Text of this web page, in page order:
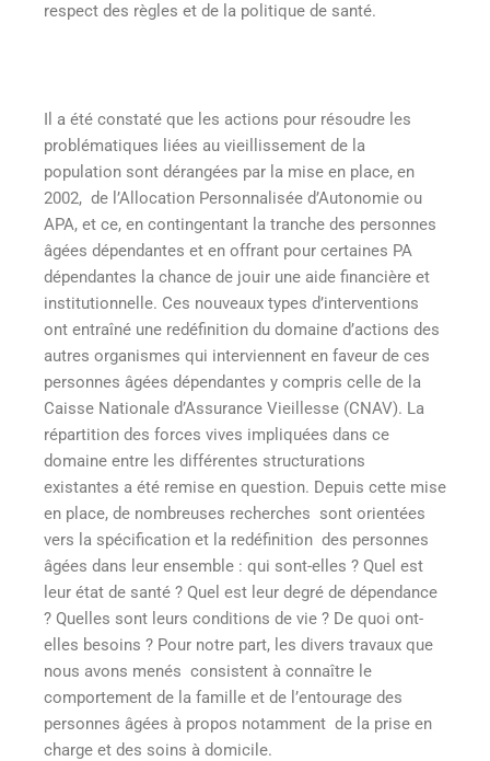
respect des règles et de la politique de santé.
Il a été constaté que les actions pour résoudre les
problématiques liées au vieillissement de la
population sont dérangées par la mise en place, en
2002, de l’Allocation Personnalisée d’Autonomie ou
APA, et ce, en contingentant la tranche des personnes
âgées dépendantes et en offrant pour certaines PA
dépendantes la chance de jouir une aide financière et
institutionnelle. Ces nouveaux types d’interventions
ont entraîné une redéfinition du domaine d’actions des
autres organismes qui interviennent en faveur de ces
personnes âgées dépendantes y compris celle de la
Caisse Nationale d’Assurance Vieillesse (CNAV). La
répartition des forces vives impliquées dans ce
domaine entre les différentes structurations
existantes a été remise en question. Depuis cette mise
en place, de nombreuses recherches sont orientées
vers la spécification et la redéfinition des personnes
âgées dans leur ensemble : qui sont-elles ? Quel est
leur état de santé ? Quel est leur degré de dépendance
? Quelles sont leurs conditions de vie ? De quoi ont-
elles besoins ? Pour notre part, les divers travaux que
nous avons menés consistent à connaître le
comportement de la famille et de l’entourage des
personnes âgées à propos notamment de la prise en
charge et des soins à domicile.